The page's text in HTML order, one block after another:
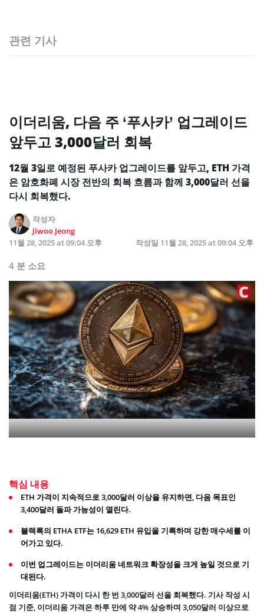
관련 기사
이더리움, 다음 주 ‘푸사카’ 업그레이드
앞두고 3,000달러 회복
12월 3일로 예정된 푸사카 업그레이드를 앞두고, ETH 가격
은 암호화폐 시장 전반의 회복 흐름과 함께 3,000달러 선을
다시 회복했다.
작성자
Jiwoo Jeong
11월 28, 2025 at 09:04 오후
작성일 11월 28, 2025 at 09:04 오후
4 분 소요
핵심 내용
ETH 가격이 지속적으로 3,000달러 이상을 유지하면, 다음 목표인
3,400달러 돌파 가능성이 열린다.
블랙록의 ETHA ETF는 16,629 ETH 유입을 기록하며 강한 매수세를 이
어가고 있다.
이번 업그레이드는 이더리움 네트워크 확장성을 크게 높일 것으로 기
대된다.
이더리움(ETH) 가격이 다시 한 번 3,000달러 선을 회복했다. 기사 작성 시
점 기준, 이더리움 가격은 하루 만에 약 4% 상승하며 3,050달러 이상으로